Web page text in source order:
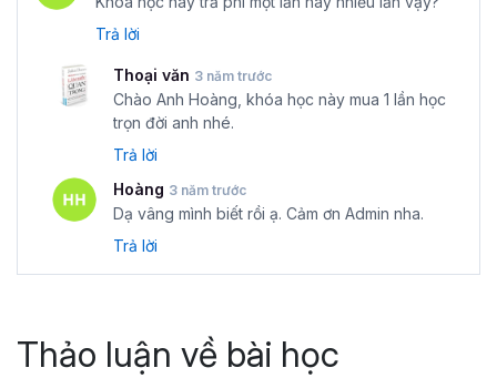
Trả lời
Thoại văn 3 năm trước
Chào Anh Hoàng, khóa học này mua 1 lần học
trọn đời anh nhé.
Trả lời
Hoàng 3 năm trước
Dạ vâng mình biết rồi ạ. Cảm ơn Admin nha.
Trả lời
Thảo luận về bài học